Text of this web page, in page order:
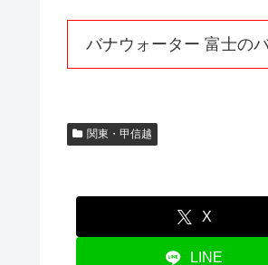
バナウォーター 富士の
関東・甲信越
X
LINE